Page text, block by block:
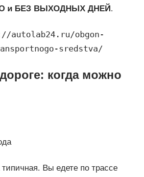
и БЕЗ ВЫХОДНЫХ ДНЕЙ .
autolab24.ru/obgon-
sredstva/
когда можно
Вы едете по трассе